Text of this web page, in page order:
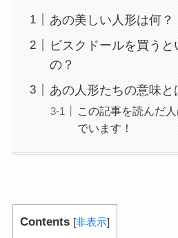
あの美しい人形は何？
ビスクドールを買う
の？
あの人形たちの意味と
この記事を読んだ
でいます！
Contents [非表示]